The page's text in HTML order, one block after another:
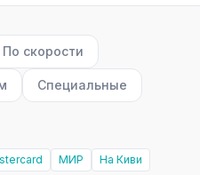
По скорости
Специальные
МИР
На Киви